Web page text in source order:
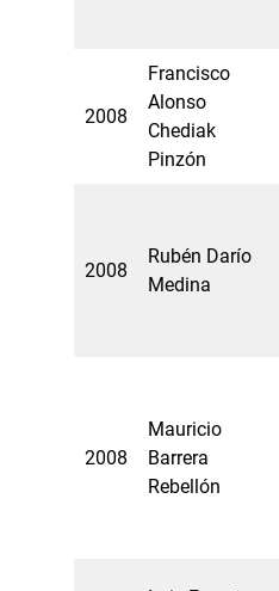
2008
Francisco
Alonso
Chediak
Pinzón
2008
Rubén Darío
Medina
2008
Mauricio
Barrera
Rebellón